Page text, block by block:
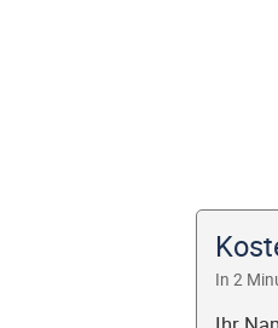
In 2